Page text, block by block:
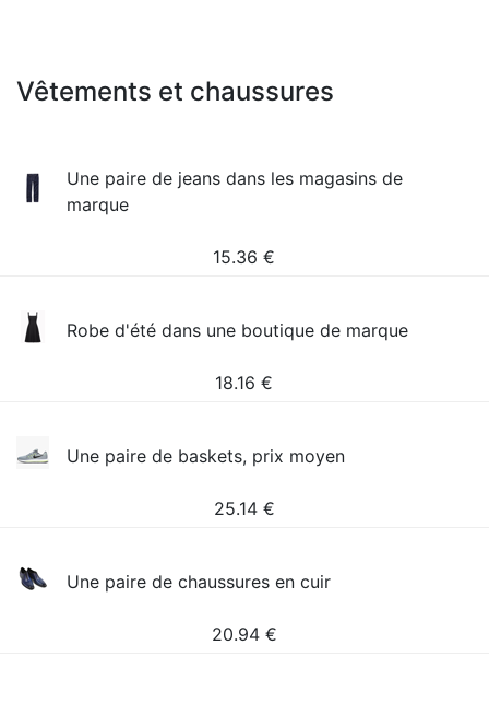
Vêtements et chaussures
Une paire de jeans dans les magasins de
marque
15.36 €
Robe d'été dans une boutique de marque
18.16 €
Une paire de baskets, prix moyen
25.14 €
Une paire de chaussures en cuir
20.94 €